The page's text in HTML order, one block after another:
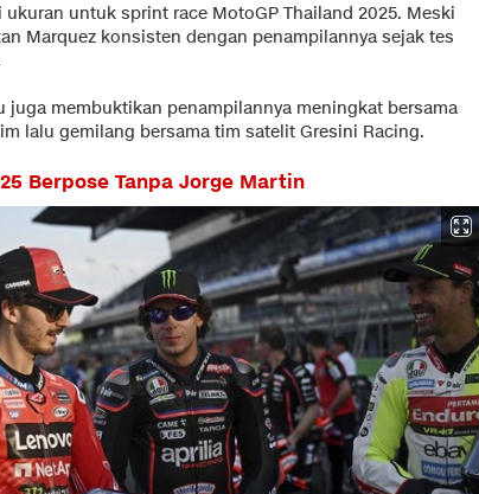
untuk sprint race MotoGP Thailand 2025. Meski
Marquez konsisten dengan penampilannya sejak tes
juga membuktikan penampilannya meningkat bersama
lalu gemilang bersama tim satelit Gresini Racing.
Berpose Tanpa Jorge Martin